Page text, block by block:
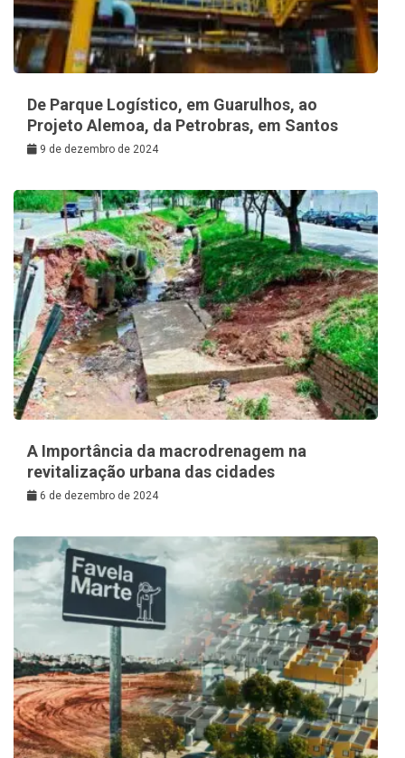
De Parque Logístico, em Guarulhos, ao
Projeto Alemoa, da Petrobras, em Santos
9 de dezembro de 2024
A Importância da macrodrenagem na
revitalização urbana das cidades
6 de dezembro de 2024